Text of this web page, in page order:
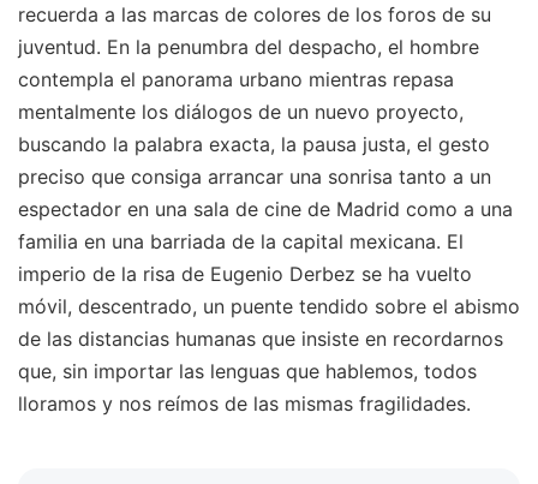
recuerda a las marcas de colores de los foros de su
juventud. En la penumbra del despacho, el hombre
contempla el panorama urbano mientras repasa
mentalmente los diálogos de un nuevo proyecto,
buscando la palabra exacta, la pausa justa, el gesto
preciso que consiga arrancar una sonrisa tanto a un
espectador en una sala de cine de Madrid como a una
familia en una barriada de la capital mexicana. El
imperio de la risa de Eugenio Derbez se ha vuelto
móvil, descentrado, un puente tendido sobre el abismo
de las distancias humanas que insiste en recordarnos
que, sin importar las lenguas que hablemos, todos
lloramos y nos reímos de las mismas fragilidades.